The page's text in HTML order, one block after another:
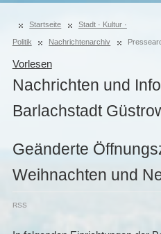
Startseite Stadt · Kultur ·
Politik Nachrichtenarchiv
Vorlesen
Nachrichten und
Barlachstadt
Geänderte
Weihnachten und
RSS